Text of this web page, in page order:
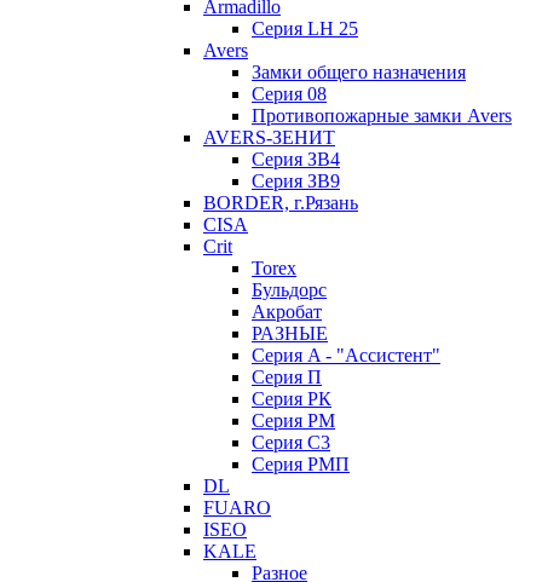
Armadillo
Серия LH 25
Avers
Замки общего назначения
Серия 08
Противопожарные замки Avers
AVERS-ЗЕНИТ
Серия ЗВ4
Серия ЗВ9
BORDER, г.Рязань
CISA
Crit
Torex
Бульдорс
Акробат
РАЗНЫЕ
Серия A - "Ассистент"
Серия П
Серия РК
Серия РМ
Серия С3
Серия РМП
DL
FUARO
ISEO
KALE
Разное